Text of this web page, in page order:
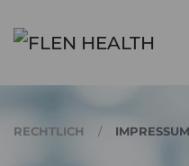
Zum Hauptinhalt
RECHTLICH IMPRESSUM